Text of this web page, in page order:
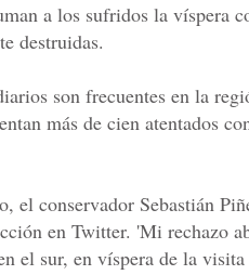
a los sufridos la víspera
destruidas.
son frecuentes en la
más de cien atentados
el conservador Sebastián
en Twitter. 'Mi rechazo
el sur, en víspera de la